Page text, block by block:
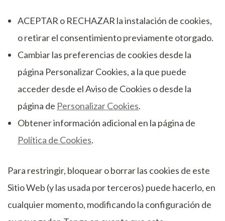
ACEPTAR o RECHAZAR la instalación de cookies,
o retirar el consentimiento previamente otorgado.
Cambiar las preferencias de cookies desde la
página Personalizar Cookies, a la que puede
acceder desde el Aviso de Cookies o desde la
página de Personalizar Cookies.
Obtener información adicional en la página de
Política de Cookies.
Para restringir, bloquear o borrar las cookies de este
Sitio Web (y las usada por terceros) puede hacerlo, en
cualquier momento, modificando la configuración de